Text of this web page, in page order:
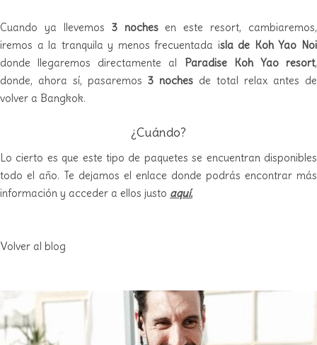
Cuando ya llevemos 3 nochesen este resort, cambiaremos,
iremos a la tranquila y menos frecuentada isla de Koh Yao Noi
donde llegaremos directamente al Paradise Koh Yao resort,
donde, ahora sí, pasaremos 3 noches de total relax antes de
volver a Bangkok.
¿Cuándo?
Lo cierto es que este tipo de paquetes se encuentran disponibles
todo el año. Te dejamos el enlace donde podrás encontrar más
información y acceder a ellos justo aquí.
Volver al blog